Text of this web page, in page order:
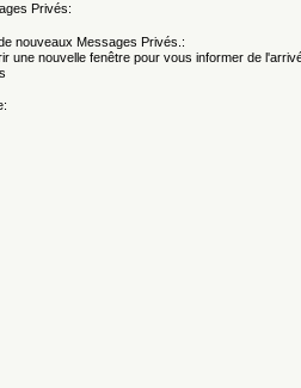
Privés:
nouveaux Messages Privés.:
une nouvelle fenêtre pour vous informer de